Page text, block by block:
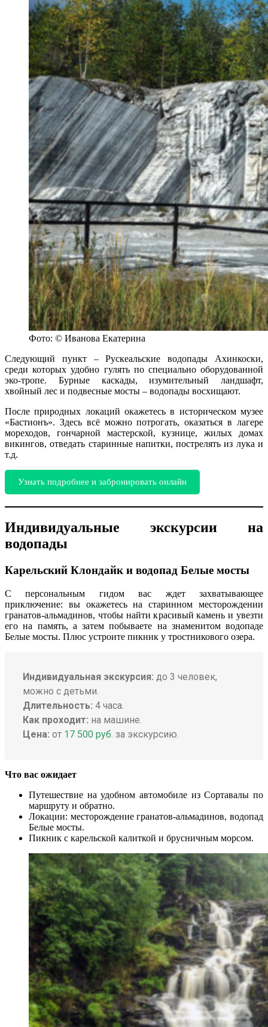
Фото: © Иванова Екатерина
Следующий пункт – Рускеальские водопады Ахинкоски,
среди которых удобно гулять по специально оборудованной
эко-тропе. Бурные каскады, изумительный ландшафт,
хвойный лес и подвесные мосты – водопады восхищают.
После природных локаций окажетесь в историческом музее
«Бастионъ». Здесь всё можно потрогать, оказаться в лагере
мореходов, гончарной мастерской, кузнице, жилых домах
викингов, отведать старинные напитки, пострелять из лука и
т.д.
Узнать подробнее и забронировать онлайн
Индивидуальные экскурсии на
водопады
Карельский Клондайк и водопад Белые мосты
С персональным гидом вас ждет захватывающее
приключение: вы окажетесь на старинном месторождении
гранатов-альмадинов, чтобы найти красивый камень и увезти
его на память, а затем побываете на знаменитом водопаде
Белые мосты. Плюс устроите пикник у тростникового озера.
Индивидуальная экскурсия: до 3 человек,
можно с детьми.
Длительность: 4 часа.
Как проходит: на машине.
Цена: от 17 500 руб. за экскурсию.
Что вас ожидает
Путешествие на удобном автомобиле из Сортавалы по
маршруту и обратно.
Локации: месторождение гранатов-альмадинов, водопад
Белые мосты.
Пикник с карельской калиткой и брусничным морсом.